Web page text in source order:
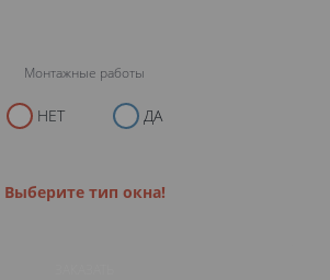
Монтажные работы
НЕТ ДА
Выберите тип окна!